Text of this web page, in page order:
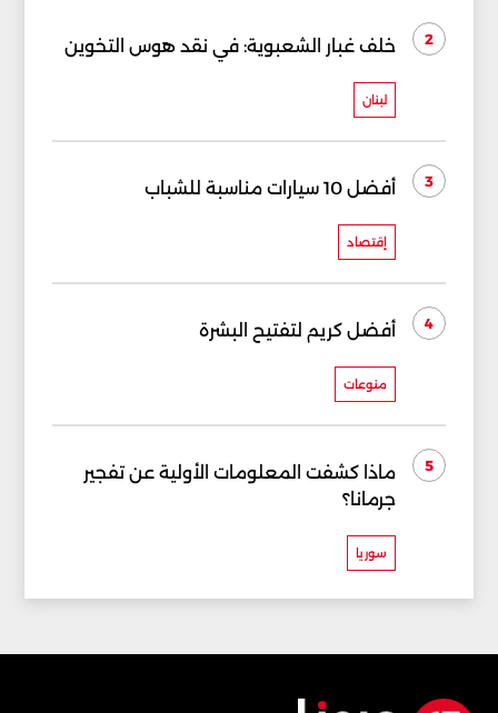
2 خلف غبار الشعبوية: في نقد هوس التخوين
لبنان
3 أفضل 10 سيارات مناسبة للشباب
إقتصاد
4 أفضل كريم لتفتيح البشرة
منوعات
5
ماذا كشفت المعلومات الأولية عن تفجير
جرمانا؟
سوريا